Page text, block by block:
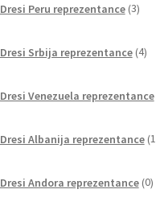
Dresi Peru reprezentance 3
Dresi Srbija reprezentance 4
Dresi Venezuela reprezentance
Dresi Albanija reprezentance
Dresi Andora reprezentance 0